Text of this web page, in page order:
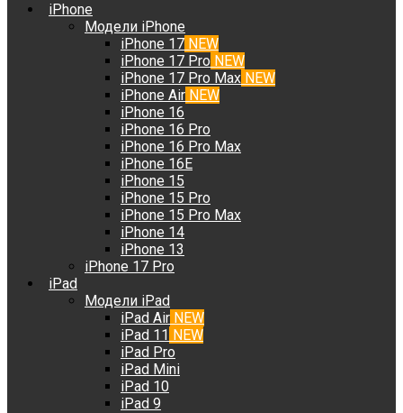
iPhone
Модели iPhone
iPhone 17 NEW
iPhone 17 Pro NEW
iPhone 17 Pro Max NEW
iPhone Air NEW
iPhone 16
iPhone 16 Pro
iPhone 16 Pro Max
iPhone 16E
iPhone 15
iPhone 15 Pro
iPhone 15 Pro Max
iPhone 14
iPhone 13
iPhone 17 Pro
iPad
Модели iPad
iPad Air NEW
iPad 11 NEW
iPad Pro
iPad Mini
iPad 10
iPad 9